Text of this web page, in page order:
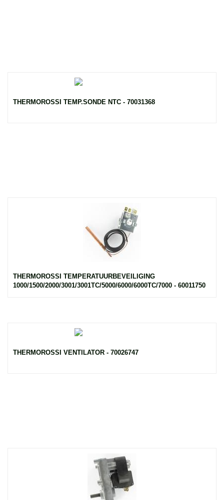
THERMOROSSI TEMP.SONDE NTC - 70031368
THERMOROSSI TEMPERATUURBEVEILIGING
1000/1500/2000/3001/3001TC/5000/6000/6000TC/7000 - 60011750
THERMOROSSI VENTILATOR - 70026747